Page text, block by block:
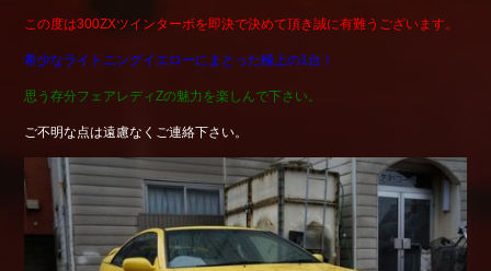
この度は300ZXツインターボを即決で決めて頂き誠に有難うございます。
希少なライトニングイエローにまとった極上の1台！
思う存分フェアレディZの魅力を楽しんで下さい。
ご不明な点は遠慮なくご連絡下さい。